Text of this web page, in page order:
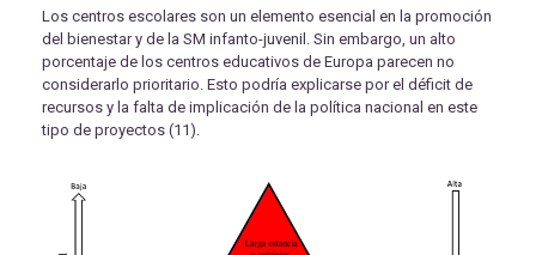
Los centros escolares son un elemento esencial en la promoción
del bienestar y de la SM infanto-juvenil. Sin embargo, un alto
porcentaje de los centros educativos de Europa parecen no
considerarlo prioritario. Esto podría explicarse por el déficit de
recursos y la falta de implicación de la política nacional en este
tipo de proyectos (11).